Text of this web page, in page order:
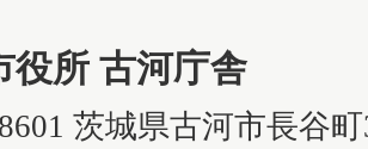
役所 古河庁舎
茨城県古河市長谷